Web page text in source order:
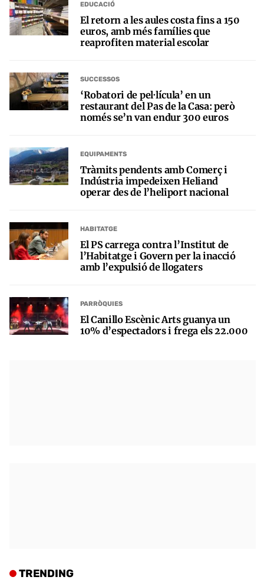
EDUCACIÓ
El retorn a les aules costa fins a 150
euros, amb més famílies que
reaprofiten material escolar
SUCCESSOS
‘Robatori de pel·lícula’ en un
restaurant del Pas de la Casa: però
només se’n van endur 300 euros
EQUIPAMENTS
Tràmits pendents amb Comerç i
Indústria impedeixen Heliand
operar des de l’heliport nacional
HABITATGE
El PS carrega contra l’Institut de
l’Habitatge i Govern per la inacció
amb l’expulsió de llogaters
PARRÒQUIES
El Canillo Escènic Arts guanya un
10% d’espectadors i frega els 22.000
TRENDING